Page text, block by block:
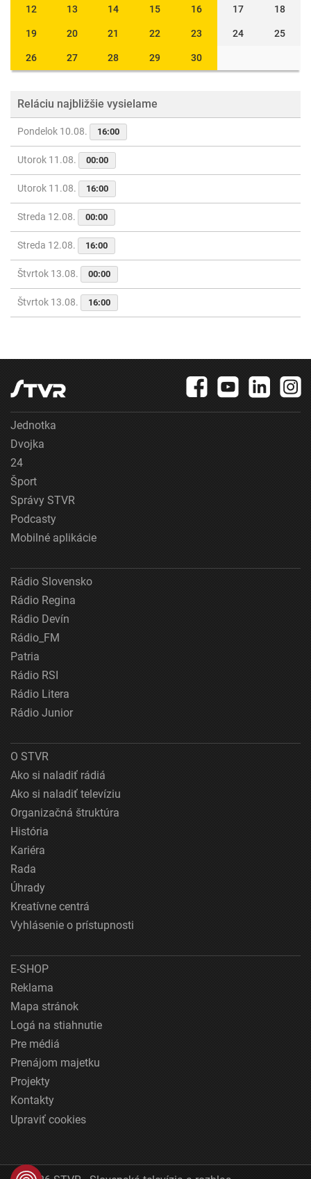
12 13 14 15 16 17 18
19 20 21 22 23 24 25
26 27 28 29 30
Reláciu najbližšie vysielame
Pondelok 10.08. 16:00
Utorok 11.08. 00:00
Utorok 11.08. 16:00
Streda 12.08. 00:00
Streda 12.08. 16:00
Štvrtok 13.08. 00:00
Štvrtok 13.08. 16:00
Jednotka
Dvojka
24
Šport
Správy STVR
Podcasty
Mobilné aplikácie
Rádio Slovensko
Rádio Regina
Rádio Devín
Rádio_FM
Patria
Rádio RSI
Rádio Litera
Rádio Junior
O STVR
Ako si naladiť rádiá
Ako si naladiť televíziu
Organizačná štruktúra
História
Kariéra
Rada
Úhrady
Kreatívne centrá
Vyhlásenie o prístupnosti
E-SHOP
Reklama
Mapa stránok
Logá na stiahnutie
Pre médiá
Prenájom majetku
Projekty
Kontakty
Upraviť cookies